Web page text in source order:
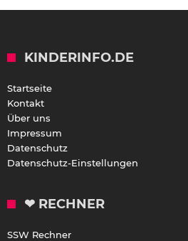
KINDERINFO.DE
Startseite
Kontakt
Über uns
Impressum
Datenschutz
Datenschutz-Einstellungen
❤ RECHNER
SSW Rechner